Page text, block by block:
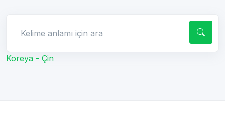
Koreya - Çin